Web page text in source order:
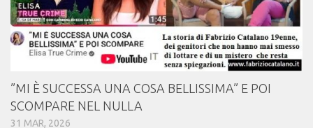
⁠⁠”MI È SUCCESSA UNA COSA BELLISSIMA” E POI
SCOMPARE NEL NULLA
31 MAR, 2026